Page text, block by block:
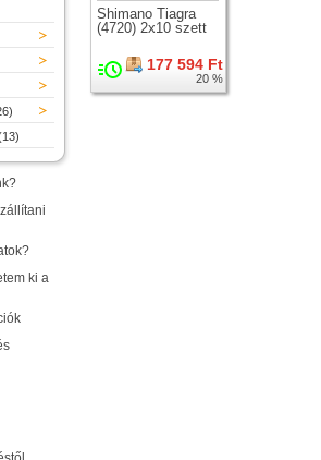
ki a
Shimano Tiagra
(4720) 2x10 szett
177 594 Ft
20 %